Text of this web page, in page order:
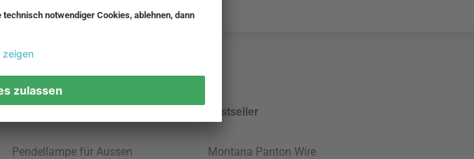
Pendellampe für Aussen
Bestseller
Montana Panton Wire